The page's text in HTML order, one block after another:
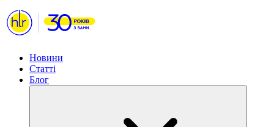
Новини
Статті
Блог